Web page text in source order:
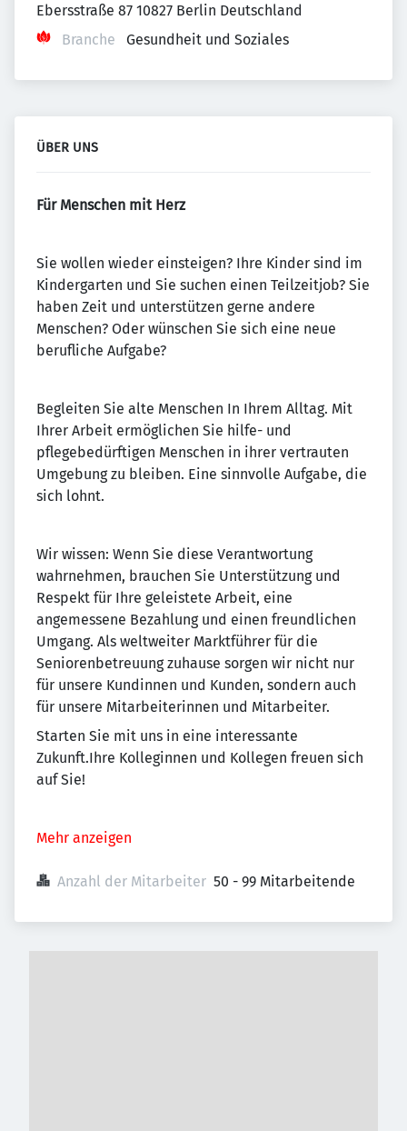
Ebersstraße 87 10827 Berlin Deutschland
Branche
Gesundheit und Soziales
ÜBER UNS
Für Menschen mit Herz
Sie wollen wieder einsteigen? Ihre Kinder sind im
Kindergarten und Sie suchen einen Teilzeitjob? Sie
haben Zeit und unterstützen gerne andere
Menschen? Oder wünschen Sie sich eine neue
berufliche Aufgabe?
Begleiten Sie alte Menschen In Ihrem Alltag. Mit
Ihrer Arbeit ermöglichen Sie hilfe- und
pflegebedürftigen Menschen in ihrer vertrauten
Umgebung zu bleiben. Eine sinnvolle Aufgabe, die
sich lohnt.
Wir wissen: Wenn Sie diese Verantwortung
wahrnehmen, brauchen Sie Unterstützung und
Respekt für Ihre geleistete Arbeit, eine
angemessene Bezahlung und einen freundlichen
Umgang. Als weltweiter Marktführer für die
Seniorenbetreuung zuhause sorgen wir nicht nur
für unsere Kundinnen und Kunden, sondern auch
für unsere Mitarbeiterinnen und Mitarbeiter.
Starten Sie mit uns in eine interessante
Zukunft.Ihre Kolleginnen und Kollegen freuen sich
auf Sie!
Mehr anzeigen
Anzahl der Mitarbeiter 50 - 99 Mitarbeitende